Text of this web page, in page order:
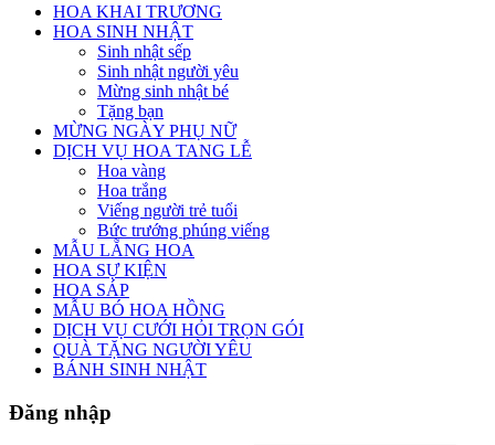
HOA KHAI TRƯƠNG
HOA SINH NHẬT
Sinh nhật sếp
Sinh nhật người yêu
Mừng sinh nhật bé
Tặng bạn
MỪNG NGÀY PHỤ NỮ
DỊCH VỤ HOA TANG LỄ
Hoa vàng
Hoa trắng
Viếng người trẻ tuổi
Bức trướng phúng viếng
MẪU LẴNG HOA
HOA SỰ KIỆN
HOA SÁP
MẪU BÓ HOA HỒNG
DỊCH VỤ CƯỚI HỎI TRỌN GÓI
QUÀ TẶNG NGƯỜI YÊU
BÁNH SINH NHẬT
Đăng nhập